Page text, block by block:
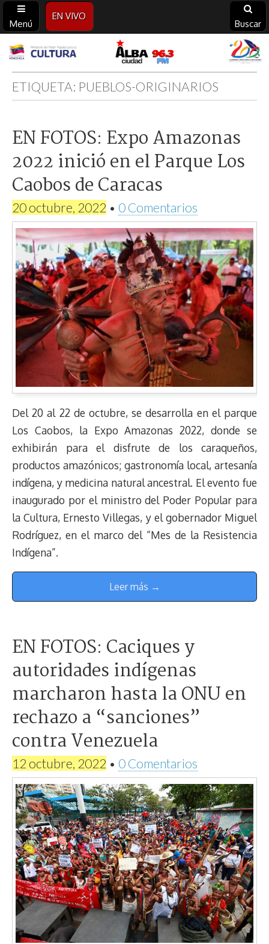
Menú
EN VIVO
Buscar
Alba
Ciudad
96.3
FM
ETIQUETA: PUEBLOS-ORIGINARIOS
EN FOTOS: Expo Amazonas
2022 inició en el Parque Los
Caobos de Caracas
20 octubre, 2022 • 0 Comentarios
Del 20 al 22 de octubre, se desarrolla en el parque
Los Caobos, la Expo Amazonas 2022, donde se
exhibirán para el disfrute de los caraqueños,
productos amazónicos; gastronomía local, artesanía
indígena, y medicina natural ancestral. El evento fue
inaugurado por el ministro del Poder Popular para
la Cultura, Ernesto Villegas, y el gobernador Miguel
Rodríguez, en el marco del “Mes de la Resistencia
Indígena”.
Leer más →
EN FOTOS: Caciques y
autoridades indígenas
marcharon hasta la ONU en
rechazo a “sanciones”
contra Venezuela
12 octubre, 2022 • 0 Comentarios